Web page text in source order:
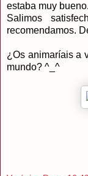
estaba muy bueno.
Salimos
recomendamos.
¿Os animaríais a
mundo? ^_^